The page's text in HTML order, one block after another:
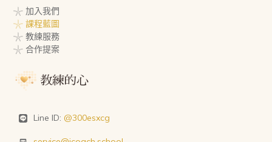
𓇼 加入我們
𓇼 課程藍圖
𓇼 教練服務
𓇼 合作提案
Line ID: @300esxcg